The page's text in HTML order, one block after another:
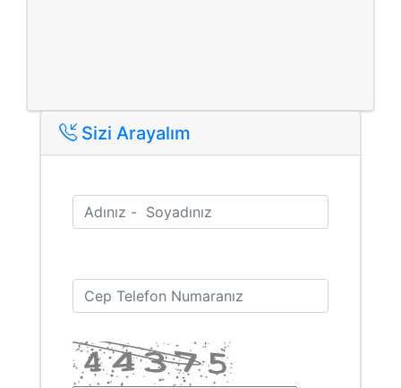
Sizi Arayalım